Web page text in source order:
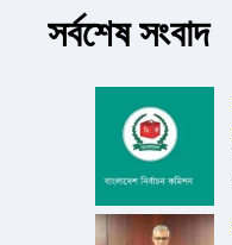
সর্বশেষ সংবাদ